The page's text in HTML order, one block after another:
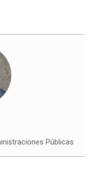
Públicas